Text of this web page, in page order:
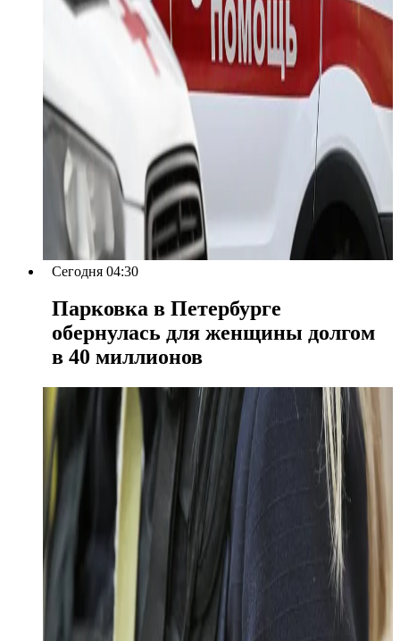
Сегодня 04:30
Парковка в Петербурге
обернулась для женщины долгом
в 40 миллионов